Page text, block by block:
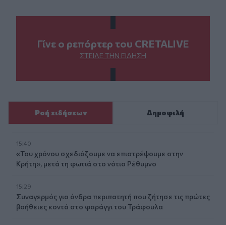
Γίνε ο ρεπόρτερ του CRETALIVE
ΣΤΕΊΛΕ ΤΗΝ ΕΊΔΗΣΗ
Ροή ειδήσεων Δημοφιλή
15:40
«Του χρόνου σχεδιάζουμε να επιστρέψουμε στην
Κρήτη», μετά τη φωτιά στο νότιο Ρέθυμνο
15:29
Συναγερμός για άνδρα περιπατητή που ζήτησε τις πρώτες
βοήθειες κοντά στο φαράγγι του Τράφουλα